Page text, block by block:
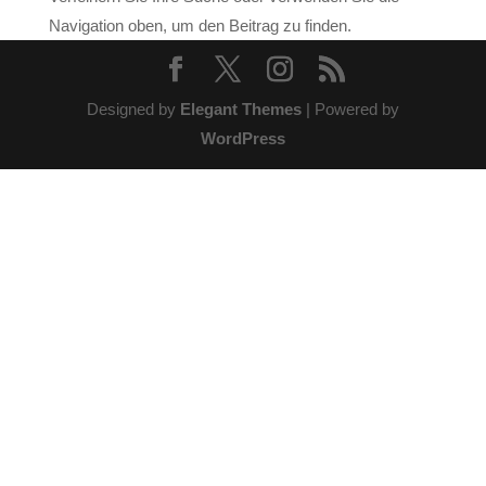
Navigation oben, um den Beitrag zu finden.
Designed by Elegant Themes| Powered by
WordPress